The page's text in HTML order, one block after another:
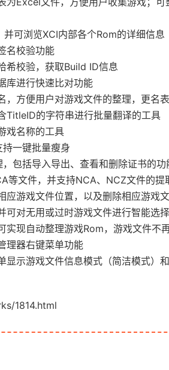
可浏览XCI内部各个Rom的详细信息
名校验功能
希校验，获取Build ID信息
库进行快速比对功能
，方便用户对游戏文件的整理，更名
TitleID的字符串进行批量翻译的工具
戏名称的工具
一键批量瘦身
包括导入导出、查看和删除证书的功
等文件，并支持NCA、NCZ文件的提
应游戏文件位置，以及删除相应游戏
可对无用或过时游戏文件进行智能选
实现自动整理游戏Rom，游戏文件不
理器右键菜单功能
示游戏文件信息模式（简洁模式）
1814.html